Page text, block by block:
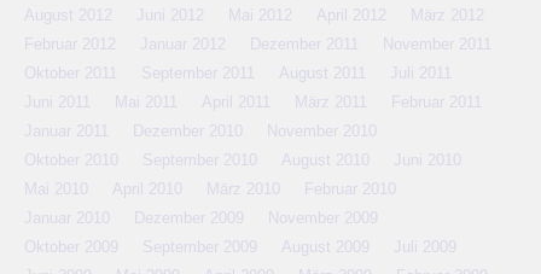
August 2012
Juni 2012 Mai 2012 April 2012
März 2012
Februar 2012
Januar 2012 Dezember 2011
November 2011
Oktober 2011
September 2011 August 2011
Juli 2011
Juni 2011
Mai 2011 April 2011 März 2011
Februar 2011
Januar 2011
Dezember 2010
November 2010
Oktober 2010
September 2010 August 2010
Juni 2010
Mai 2010
April 2010 März 2010
Februar 2010
Januar 2010
Dezember 2009
November 2009
Oktober 2009
September 2009 August 2009
Juli 2009